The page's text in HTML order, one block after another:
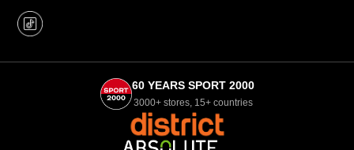
60 YEARS SPORT 2000
3000+ stores, 15+ countries